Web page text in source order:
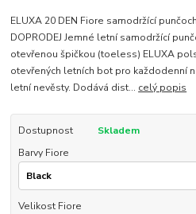
ELUXA 20 DEN Fiore samodržící
DOPRODEJ Jemné letní samodržící
otevřenou špičkou (toeless) ELUXA
otevřených letních bot pro každodenní
letní nevěsty. Dodává dist... celý popis
Dostupnost
Skladem
Barvy Fiore
Velikost Fiore